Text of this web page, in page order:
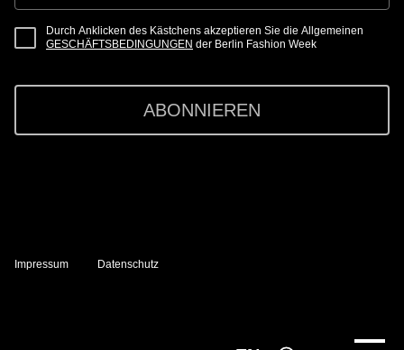
Durch Anklicken des Kästchens akzeptieren Sie die Allgemeinen
GESCHÄFTSBEDINGUNGEN der Berlin Fashion Week
ABONNIEREN
Impressum Datenschutz